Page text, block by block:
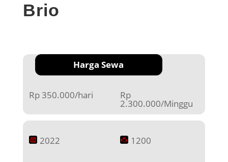
Brio
Harga Sewa
Rp 350.000/hari Rp
2.300.000/Minggu
2022 1200